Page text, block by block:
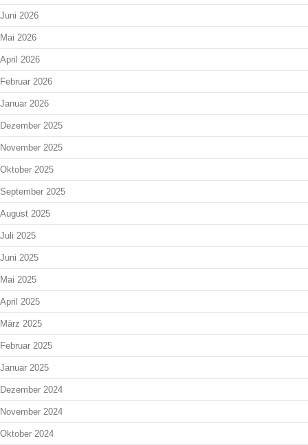
Juni 2026
Mai 2026
April 2026
Februar 2026
Januar 2026
Dezember 2025
November 2025
Oktober 2025
September 2025
August 2025
Juli 2025
Juni 2025
Mai 2025
April 2025
März 2025
Februar 2025
Januar 2025
Dezember 2024
November 2024
Oktober 2024